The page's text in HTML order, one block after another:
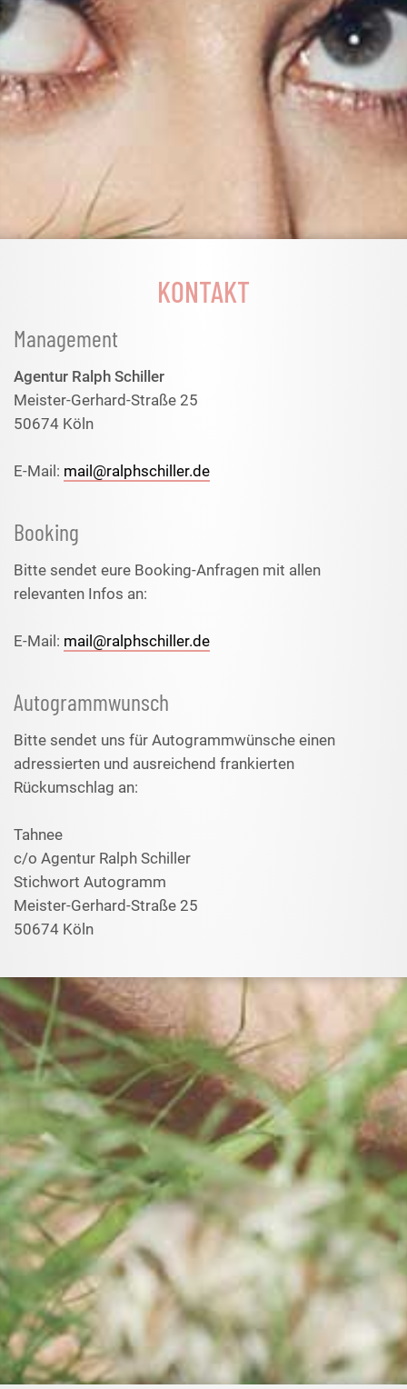
KONTAKT
Management
Agentur Ralph Schiller
Meister-Gerhard-Straße 25
50674 Köln
E-Mail: mail@ralphschiller.de
Booking
Bitte sendet eure Booking-Anfragen mit allen
relevanten Infos an:
E-Mail: mail@ralphschiller.de
Autogrammwunsch
Bitte sendet uns für Autogrammwünsche einen
adressierten und ausreichend frankierten
Rückumschlag an:
Tahnee
c/o Agentur Ralph Schiller
Stichwort Autogramm
Meister-Gerhard-Straße 25
50674 Köln